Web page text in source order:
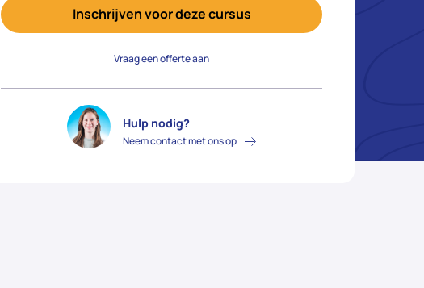
Inschrijven voor deze cursus
Vraag een offerte aan
Hulp nodig?
Neem contact met ons op